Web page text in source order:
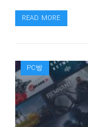
READ MORE
PC방